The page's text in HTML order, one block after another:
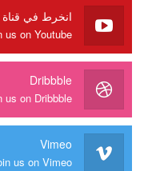
انخرط في قناة
us on Youtube
Dribbble
us on Dribbble
Vimeo
us on Vimeo